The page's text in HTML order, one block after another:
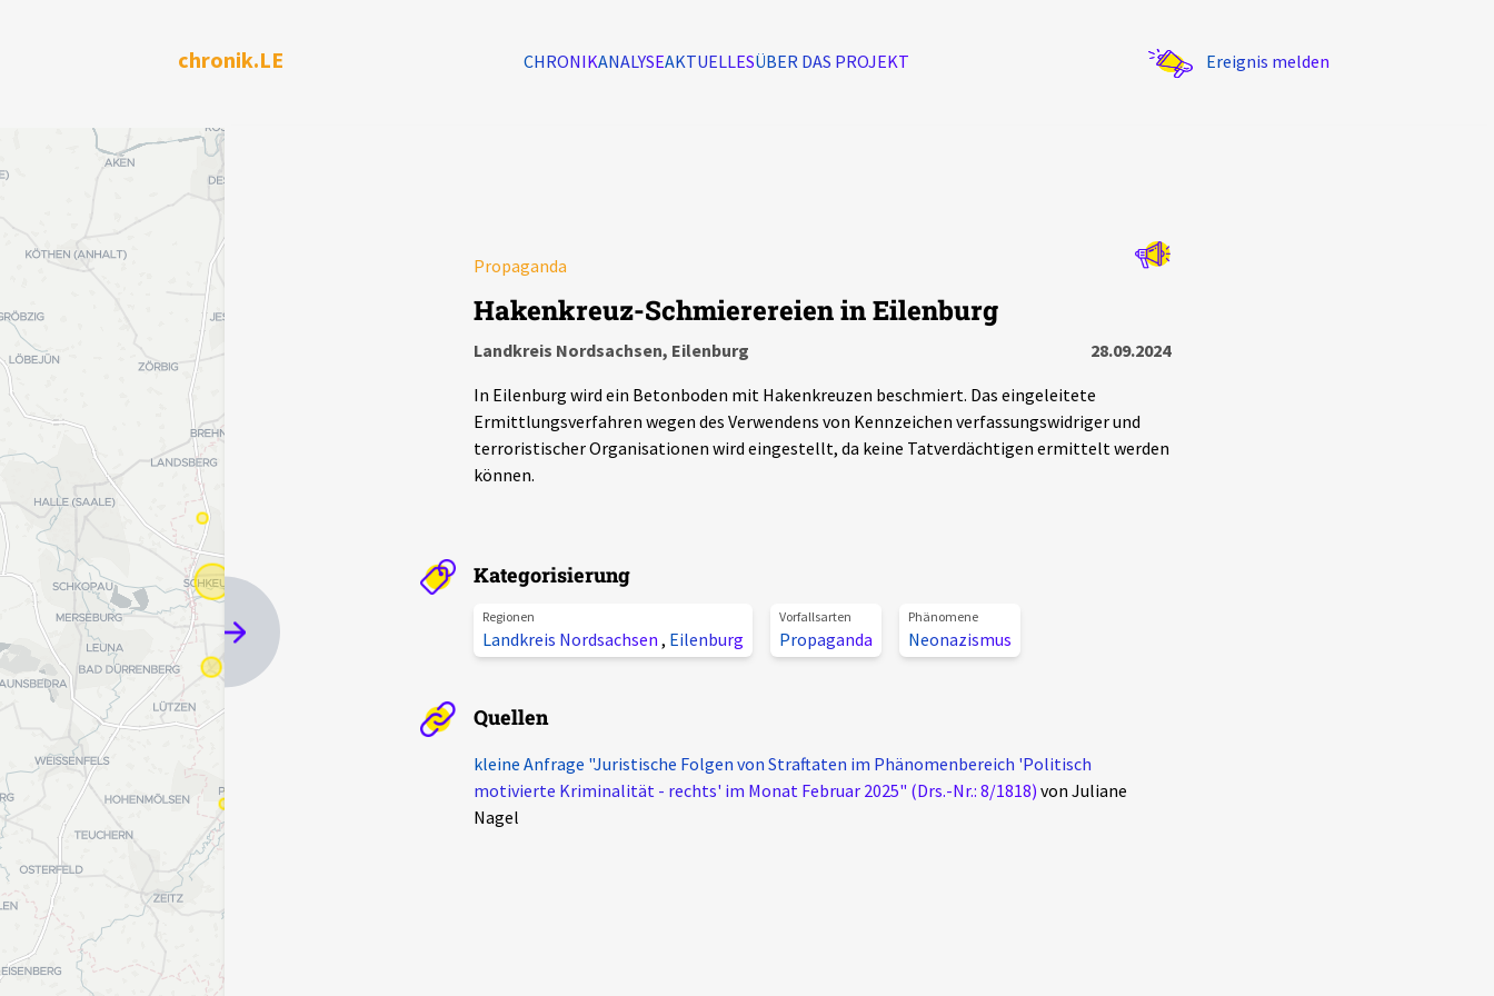
chronik.LE CHRONIKANALYSEAKTUELLESÜBER DAS PROJEKT Ereignis melden
Propaganda
Hakenkreuz-Schmierereien in Eilenburg
Landkreis Nordsachsen, Eilenburg
28.09.2024
In Eilenburg wird ein Betonboden mit Hakenkreuzen beschmiert. Das eingeleitete
Ermittlungsverfahren wegen des Verwendens von Kennzeichen verfassungswidriger und
terroristischer Organisationen wird eingestellt, da keine Tatverdächtigen ermittelt werden
können.
Kategorisierung
Regionen
Landkreis Nordsachsen , Eilenburg
Vorfallsarten
Propaganda
Phänomene
Neonazismus
Quellen
kleine Anfrage "Juristische Folgen von Straftaten im Phänomenbereich 'Politisch
motivierte Kriminalität - rechts' im Monat Februar 2025" (Drs.-Nr.: 8/1818) von Juliane
Nagel